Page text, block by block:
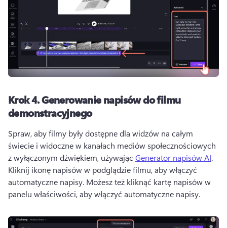
Krok 4.Generowanie napisów do filmu
demonstracyjnego
Spraw, aby filmy były dostępne dla widzów na całym
świecie i widoczne w kanałach mediów społecznościowych
z wyłączonym dźwiękiem, używając Generator napisów AI
Kliknij ikonę napisów w podglądzie filmu, aby włączyć
automatyczne napisy. Możesz też kliknąć kartę napisów w
panelu właściwości, aby włączyć automatyczne napisy.